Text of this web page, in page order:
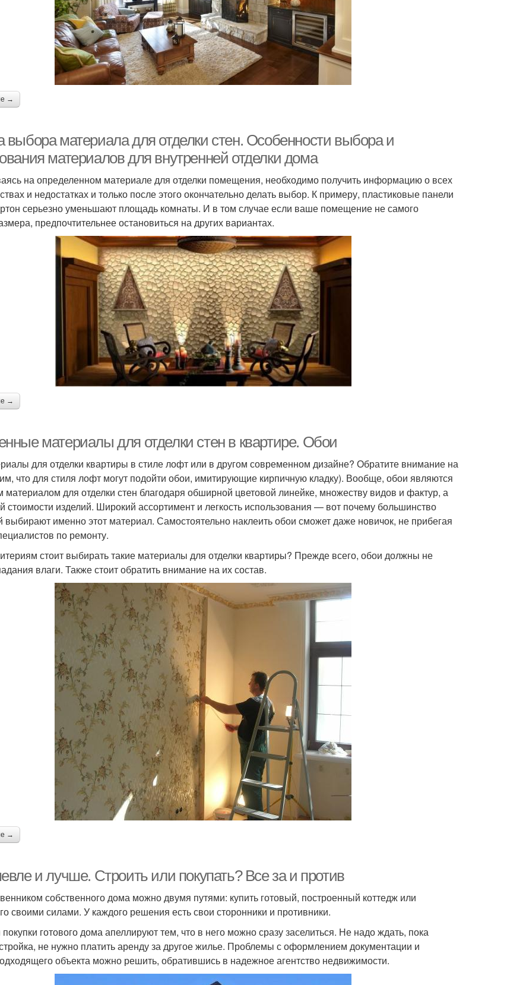
→
выбора материала для отделки стен. Особенности выбора и
материалов для внутренней отделки дома
на определенном материале для отделки помещения, необходимо получить информацию о всех
и недостатках и только после этого окончательно делать выбор. К примеру, пластиковые панели
серьезно уменьшают площадь комнаты. И в том случае если ваше помещение не самого
предпочтительнее остановиться на других вариантах.
→
материалы для отделки стен в квартире. Обои
для отделки квартиры в стиле лофт или в другом современном дизайне? Обратите внимание на
что для стиля лофт могут подойти обои, имитирующие кирпичную кладку). Вообще, обои являются
для отделки стен благодаря обширной цветовой линейке, множеству видов и фактур, а
стоимости изделий. Широкий ассортимент и легкость использования — вот почему большинство
выбирают именно этот материал. Самостоятельно наклеить обои сможет даже новичок, не прибегая
по ремонту.
стоит выбирать такие материалы для отделки квартиры? Прежде всего, обои должны не
влаги. Также стоит обратить внимание на их состав.
→
и лучше. Строить или покупать? Все за и против
собственного дома можно двумя путями: купить готовый, построенный коттедж или
своими силами. У каждого решения есть свои сторонники и противники.
готового дома апеллируют тем, что в него можно сразу заселиться. Не надо ждать, пока
не нужно платить аренду за другое жилье. Проблемы с оформлением документации и
объекта можно решить, обратившись в надежное агентство недвижимости.